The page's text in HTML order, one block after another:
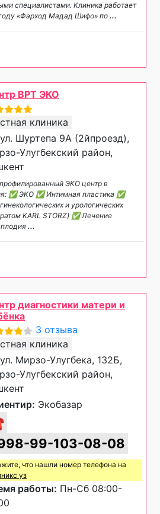
специалистами. Клиника работает
«Фарход Мадад Шифо» по ...
ВРТ ЭКО
клиника
ул. Шуртепа 9А (2йпроезд),
Улугбекский район,
ЭКО центр в
✅ ЭКО ✅ Интимная пластика ✅
и урологических
KARL STORZ) ✅ Лечение
...
диагностики матери и
3 отзыва
клиника
ул. Мирзо-Улугбека, 132Б,
Улугбекский район,
Экобазар
99-103-08-08
что нашли номер телефона на
уз
работы: Пн-Сб 08:00-